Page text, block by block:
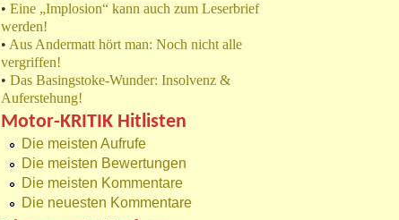
• Eine „Implosion“ kann auch zum Leserbrief
werden!
• Aus Andermatt hört man: Noch nicht alle
vergriffen!
• Das Basingstoke-Wunder: Insolvenz &
Auferstehung!
Motor-KRITIK Hitlisten
Die meisten Aufrufe
Die meisten Bewertungen
Die meisten Kommentare
Die neuesten Kommentare